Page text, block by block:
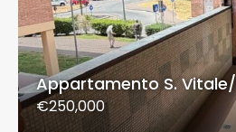
Appartamento S.
€250,000